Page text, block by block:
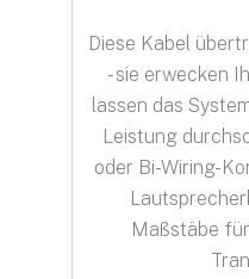
Diese Kabel
- sie erwecken
lassen das
Leistung
oder Bi-Wiring-
Maßstäbe